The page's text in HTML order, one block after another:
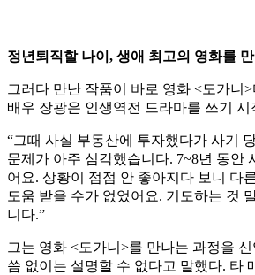
정년퇴직할 나이, 생애 최고의 영화를
그러다 만난 작품이 바로 영화 <도가니
배우 장광은 인생역전 드라마를 쓰기 시
“그때 사실 부동산에 투자했다가 사기
문제가 아주 심각했습니다. 7~8년 동안
어요. 상황이 점점 안 좋아지다 보니 다
도움 받을 수가 없었어요. 기도하는 것
니다.”
그는 영화 <도가니>를 만나는 과정을
씀 없이는 설명할 수 없다고 말했다. 타